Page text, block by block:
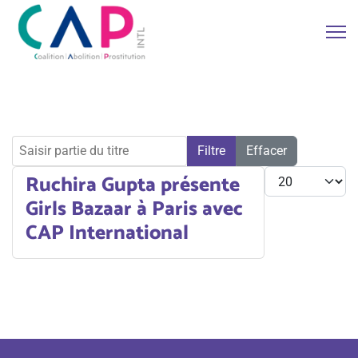
Saisir partie du titre Filtre
Effacer
Afficher #
Ruchira Gupta présente
Girls Bazaar à Paris avec
CAP International